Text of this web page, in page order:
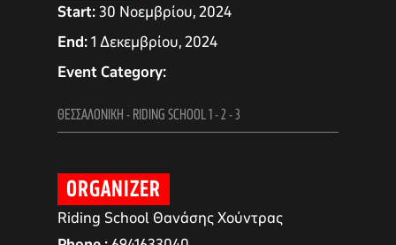
Start:30 Νοεμβρίου, 2024
End:1 Δεκεμβρίου, 2024
Event Category:
ΘΕΣΣΑΛΟΝΙΚΗ - RIDING SCHOOL 1 - 2 - 3
ORGANIZER
Riding School Θανάσης Χούντρας